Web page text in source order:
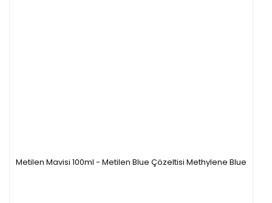
Metilen Mavisi 100ml - Metilen Blue Çözeltisi Methylene Blue